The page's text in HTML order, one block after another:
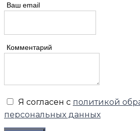
Ваш email
Комментарий
Я согласен с политикой
персональных данных